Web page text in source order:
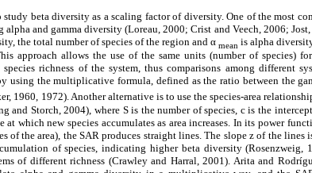
study beta diversity as a scaling factor of diversity. One of the most
and gamma diversity (Loreau, 2000; Crist and Veech, 2006;
the total number of species of the region and α mean is alpha
approach allows the use of the same units (number of species)
richness of the system, thus comparisons among different
using the multiplicative formula, defined as the ratio between the
1960, 1972). Another alternative is to use the species-area
and Storch, 2004), where S is the number of species, c is the
at which new species accumulates as area increases. In its power
of the area), the SAR produces straight lines. The slope z of the lines
of species, indicating higher beta diversity (Rosenzweig,
of different richness (Crawley and Harral, 2001). Arita and